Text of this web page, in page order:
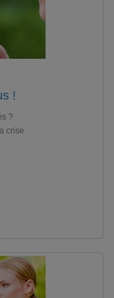
!
?
crise